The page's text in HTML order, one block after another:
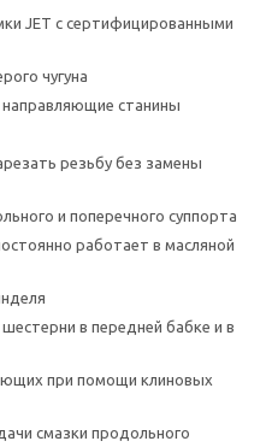
JET с сертифицированными
чугуна
станины
резьбу без замены
и поперечного суппорта
работает в масляной
в передней бабке и в
при помощи клиновых
смазки продольного